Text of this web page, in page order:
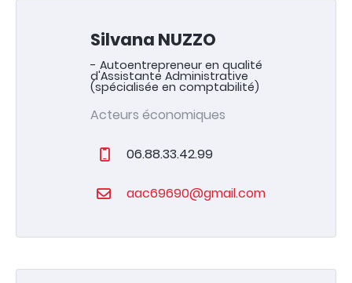
Silvana NUZZO
- Autoentrepreneur en qualité
d'Assistante Administrative
(spécialisée en comptabilité)
Acteurs économiques
06.88.33.42.99
aac69690@gmail.com